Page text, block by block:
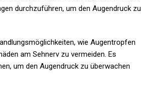
durchzuführen, um den Augendruck zu
wie Augentropfen
am Sehnerv zu vermeiden. Es
um den Augendruck zu überwachen